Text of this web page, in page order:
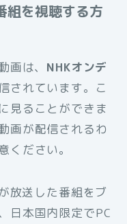
組を視聴する方
画は、 NHKオンデ
されています。こ
見ることができま
画が配信されるわ
ください。
放送した番組をブ
日本国内限定でPC